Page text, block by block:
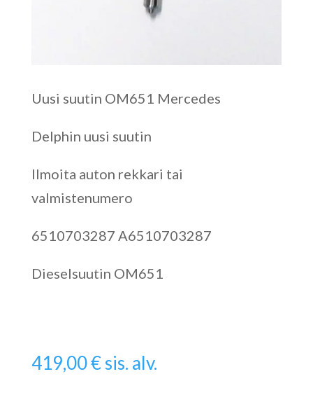
Uusi suutin OM651 Mercedes
Delphin uusi suutin
Ilmoita auton rekkari tai
valmistenumero
6510703287 A6510703287
Dieselsuutin OM651
419,00€sis. alv.